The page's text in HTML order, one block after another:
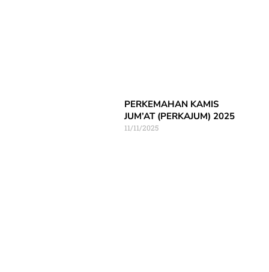
PERKEMAHAN KAMIS
JUM’AT (PERKAJUM) 2025
11/11/2025